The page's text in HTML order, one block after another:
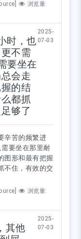
浏览量:
时，也
不需
要坐在
会走
的结
都抓
够了
2025-
07-03
辛苦的频繁进
要坐在那里耐
图形和最有把握
不住，有效的交
浏览量:
其他
2025-
07-03